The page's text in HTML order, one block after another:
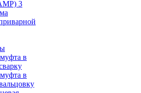
3
в
в